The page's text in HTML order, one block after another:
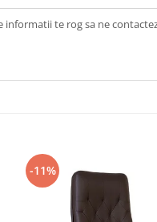
informatii te rog sa ne
-11%